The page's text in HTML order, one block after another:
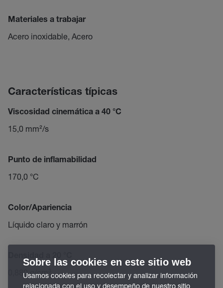
Materiales a trabajar
Acero inoxidable, Acero
Características típicas
Viscosidad cinemática a 40 °C
15,0 mm²/s
Punto de inflamabilidad
170,0 °C
Color/Apariencia
Líquido claro y marrón
Densidad a 20 °C
0,880 g/cm³
Sobre las cookies en este sitio web
Usamos cookies para recolectar y analizar información
relacionada con el uso y desempeño de nuestro sitio